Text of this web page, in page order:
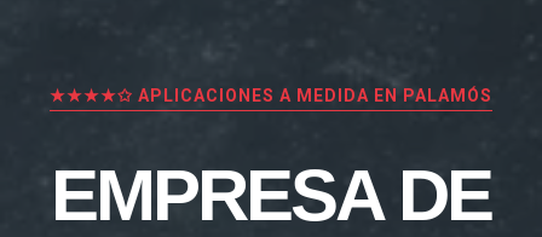
★★★★✩ APLICACIONES A MEDIDA EN PALAMÓS
EMPRESA DE